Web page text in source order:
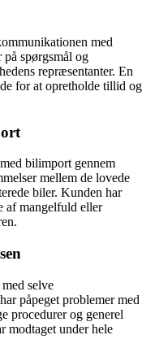
med
spørgsmål og
repræsentanter. En
for at opretholde tillid og
bilimport gennem
mellem de lovede
biler. Kunden har
af mangelfuld eller
selve
påpeget problemer med
procedurer og generel
modtaget under hele